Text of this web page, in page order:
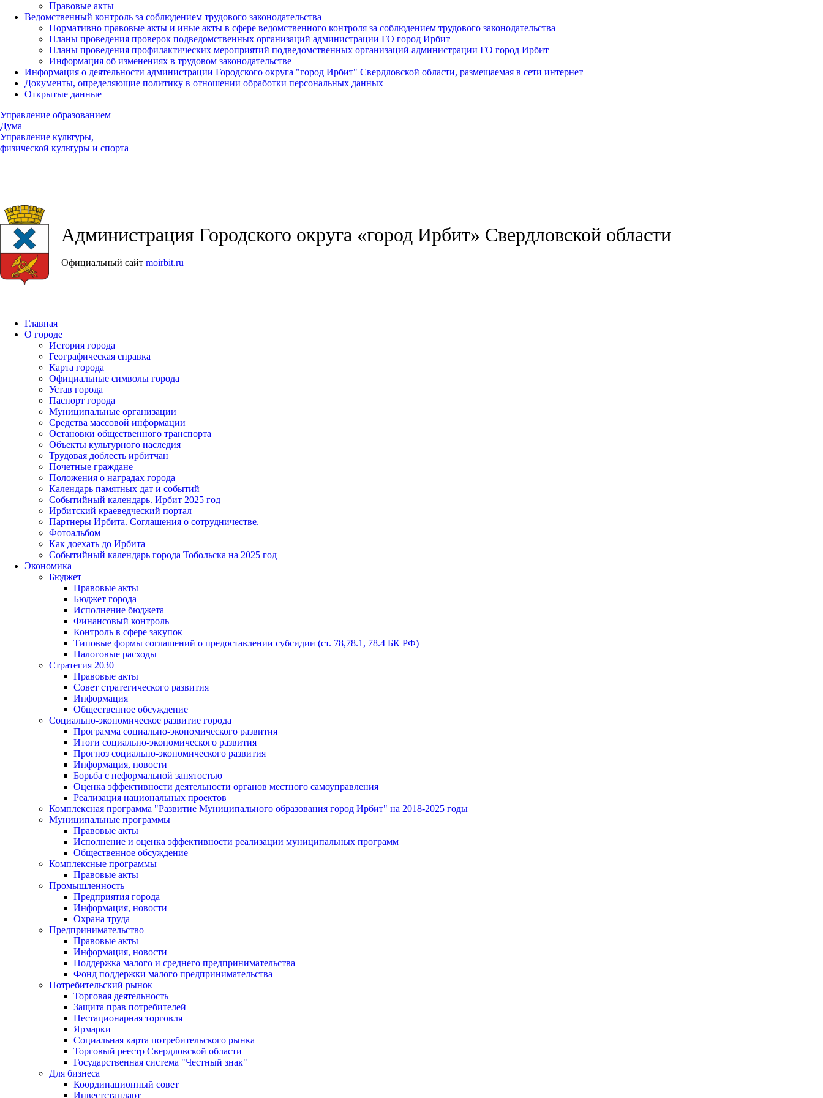
Правовые акты
Ведомственный контроль за соблюдением трудового законодательства
Нормативно правовые акты и иные акты в сфере ведомственного контроля за соблюдением трудового законодательства
Планы проведения проверок подведомственных организаций администрации ГО город Ирбит
Планы проведения профилактических мероприятий подведомственных организаций администрации ГО город Ирбит
Информация об изменениях в трудовом законодательстве
Информация о деятельности администрации Городского округа "город Ирбит" Свердловской области, размещаемая в сети интернет
Документы, определяющие политику в отношении обработки персональных данных
Открытые данные
Управление образованием
Дума
Управление культуры,
физической культуры и спорта
Администрация Городского округа «город Ирбит» Свердловской области
Официальный сайт moirbit.ru
Главная
О городе
История города
Географическая справка
Карта города
Официальные символы города
Устав города
Паспорт города
Муниципальные организации
Средства массовой информации
Остановки общественного транспорта
Объекты культурного наследия
Трудовая доблесть ирбитчан
Почетные граждане
Положения о наградах города
Календарь памятных дат и событий
Событийный календарь. Ирбит 2025 год
Ирбитский краеведческий портал
Партнеры Ирбита. Соглашения о сотрудничестве.
Фотоальбом
Как доехать до Ирбита
Событийный календарь города Тобольска на 2025 год
Экономика
Бюджет
Правовые акты
Бюджет города
Исполнение бюджета
Финансовый контроль
Контроль в сфере закупок
Типовые формы соглашений о предоставлении субсидии (ст. 78,78.1, 78.4 БК РФ)
Налоговые расходы
Стратегия 2030
Правовые акты
Совет стратегического развития
Информация
Общественное обсуждение
Социально-экономическое развитие города
Программа социально-экономического развития
Итоги социально-экономического развития
Прогноз социально-экономического развития
Информация, новости
Борьба с неформальной занятостью
Оценка эффективности деятельности органов местного самоуправления
Реализация национальных проектов
Комплексная программа "Развитие Муниципального образования город Ирбит" на 2018-2025 годы
Муниципальные программы
Правовые акты
Исполнение и оценка эффективности реализации муниципальных программ
Общественное обсуждение
Комплексные программы
Правовые акты
Промышленность
Предприятия города
Информация, новости
Охрана труда
Предпринимательство
Правовые акты
Информация, новости
Поддержка малого и среднего предпринимательства
Фонд поддержки малого предпринимательства
Потребительский рынок
Торговая деятельность
Защита прав потребителей
Нестационарная торговля
Ярмарки
Социальная карта потребительского рынка
Торговый реестр Свердловской области
Государственная система "Честный знак"
Для бизнеса
Координационный совет
Инвестстандарт